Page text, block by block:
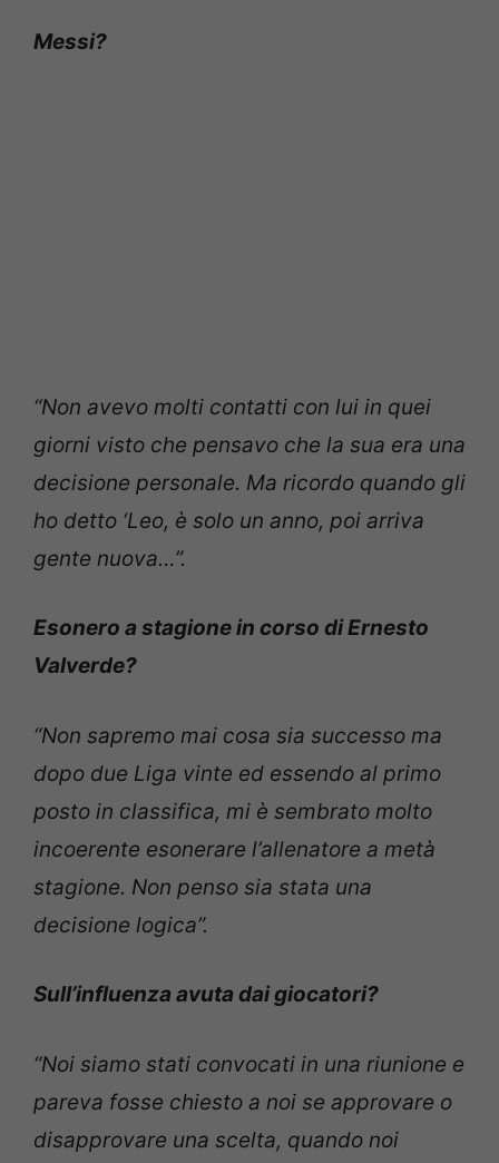
Messi?
“Non avevo molti contatti con lui in quei
giorni visto che pensavo che la sua era una
decisione personale. Ma ricordo quando gli
ho detto ‘Leo, è solo un anno, poi arriva
gente nuova…”.
Esonero a stagione in corso di Ernesto
Valverde?
“Non sapremo mai cosa sia successo ma
dopo due Liga vinte ed essendo al primo
posto in classifica, mi è sembrato molto
incoerente esonerare l’allenatore a metà
stagione. Non penso sia stata una
decisione logica”.
Sull’influenza avuta dai giocatori?
“Noi siamo stati convocati in una riunione e
pareva fosse chiesto a noi se approvare o
disapprovare una scelta, quando noi